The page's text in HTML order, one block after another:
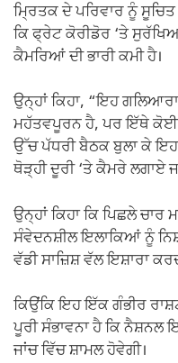
ਮ੍ਰਿਤਕ ਦੇ ਪਰਿਵਾਰ ਨੂੰ
ਕਿ ਫ੍ਰੇਟ ਕੋਰੀਡੋਰ ‘ਤੇ
ਕੈਮਰਿਆਂ ਦੀ ਭਾਰੀ ਕਮੀ ਹੈ।
ਉਨ੍ਹਾਂ ਕਿਹਾ, “ਇਹ
ਮਹੱਤਵਪੂਰਨ ਹੈ, ਪਰ ਇੱਥੇ ਕੋਈ
ਉੱਚ ਪੱਧਰੀ ਬੈਠਕ ਬੁਲਾ ਕੇ ਇਹ
ਥੋੜ੍ਹੀ ਦੂਰੀ ‘ਤੇ ਕੈਮਰੇ ਲਗਾਏ
ਉਨ੍ਹਾਂ ਕਿਹਾ ਕਿ ਪਿਛਲੇ
ਸੰਵੇਦਨਸ਼ੀਲ ਇਲਾਕਿਆਂ ਨੂੰ
ਵੱਡੀ ਸਾਜ਼ਿਸ਼ ਵੱਲ ਇਸ਼ਾਰਾ
ਕਿਉਂਕਿ ਇਹ ਇੱਕ ਗੰਭੀਰ
ਪੂਰੀ ਸੰਭਾਵਨਾ ਹੈ ਕਿ ਨੈਸ਼ਨਲ
ਜਾਂਚ ਵਿੱਚ ਸ਼ਾਮਲ ਹੋਵੇਗੀ।